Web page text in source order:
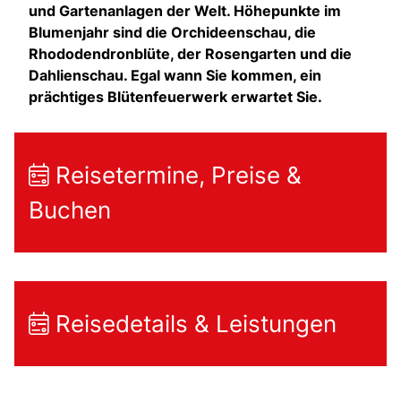
und Gartenanlagen der Welt. Höhepunkte im
Blumenjahr sind die Orchideenschau, die
Rhododendronblüte, der Rosengarten und die
Dahlienschau. Egal wann Sie kommen, ein
prächtiges Blütenfeuerwerk erwartet Sie.
Reisetermine, Preise &
Buchen
Reisedetails & Leistungen